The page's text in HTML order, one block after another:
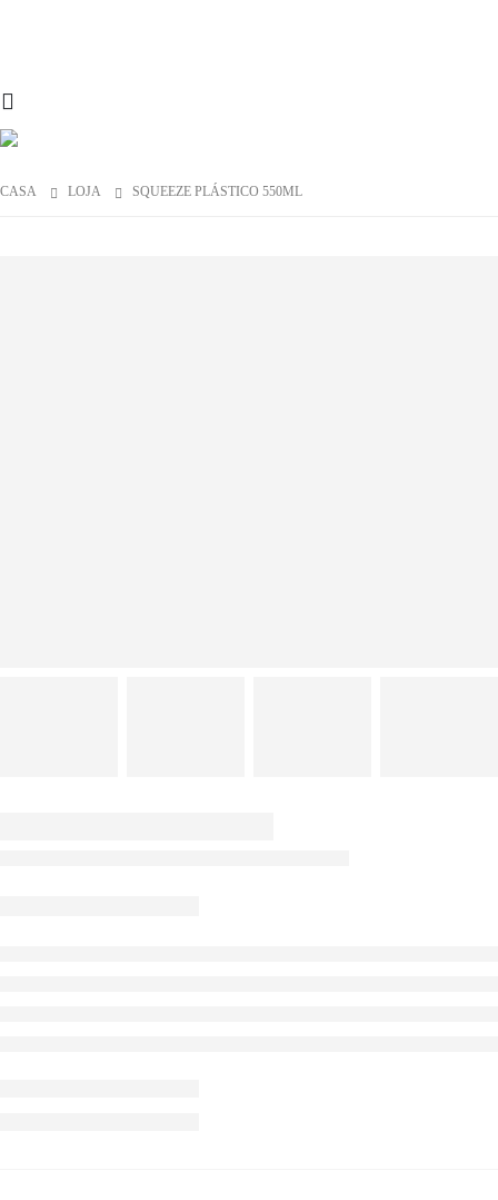
CASA LOJA SQUEEZE PLÁSTICO 550ML